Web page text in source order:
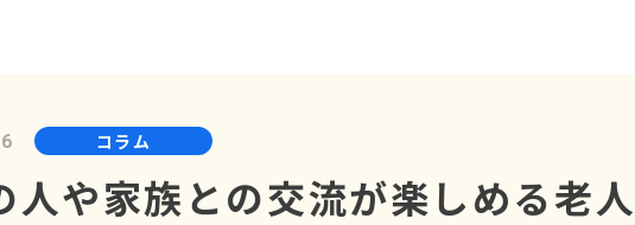
コラム
人や家族との交流が楽しめる老